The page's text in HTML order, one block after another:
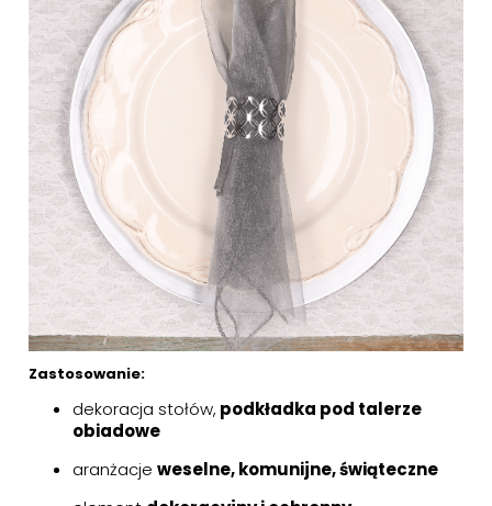
Zastosowanie:
dekoracja stołów, podkładka pod talerze
obiadowe
aranżacje weselne, komunijne, świąteczne